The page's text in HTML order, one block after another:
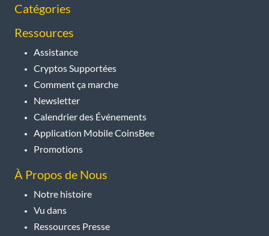
Catégories
Ressources
Assistance
Cryptos Supportées
Comment ça marche
Newsletter
Calendrier des Événements
Application Mobile CoinsBee
Promotions
À Propos de Nous
Notre histoire
Vu dans
Ressources Presse